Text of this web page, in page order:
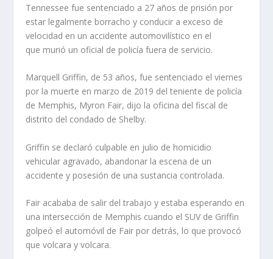
Tennessee fue sentenciado a 27 años de prisión por
estar legalmente borracho y conducir a exceso de
velocidad en un accidente automovilístico en el
que murió un oficial de policía fuera de servicio.
Marquell Griffin, de 53 años, fue sentenciado el viernes
por la muerte en marzo de 2019 del teniente de policía
de Memphis, Myron Fair, dijo la oficina del fiscal de
distrito del condado de Shelby.
Griffin se declaró culpable en julio de homicidio
vehicular agravado, abandonar la escena de un
accidente y posesión de una sustancia controlada.
Fair acababa de salir del trabajo y estaba esperando en
una intersección de Memphis cuando el SUV de Griffin
golpeó el automóvil de Fair por detrás, lo que provocó
que volcara y volcara.